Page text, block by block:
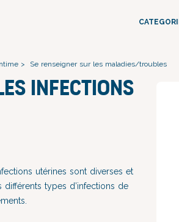
> Se renseigner sur les maladies/troubles
infections
utérines sont diverses et
différents types d’infections de